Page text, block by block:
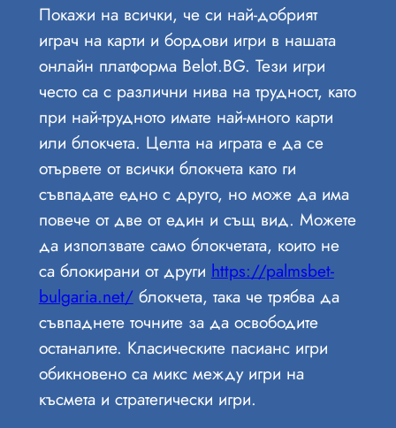
Покажи на всички, че си най-добрият
играч на карти и бордови игри в нашата
онлайн платформа Belot.BG. Тези игри
често са с различни нива на трудност, като
при най-трудното имате най-много карти
или блокчета. Целта на играта е да се
отървете от всички блокчета като ги
съвпадате едно с друго, но може да има
повече от две от един и същ вид. Можете
да използвате само блокчетата, които не
са блокирани от други https://palmsbet-
bulgaria.net/ блокчета, така че трябва да
съвпаднете точните за да освободите
останалите. Класическите пасианс игри
обикновено са микс между игри на
късмета и стратегически игри.